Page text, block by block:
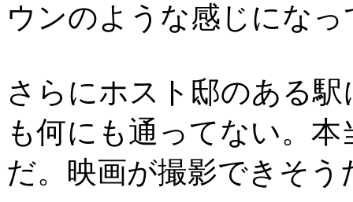
ウンのような感じにな
さらにホスト邸のある
も何にも通ってない。
だ。映画が撮影できそ